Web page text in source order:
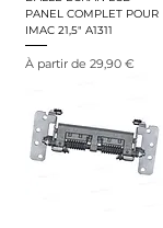
PANEL COMPLET POUR
IMAC 21,5" A1311
À partir de 29,90 €
Prix promotionnel